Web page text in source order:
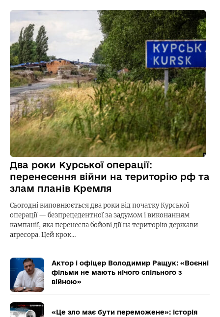
Два роки Курської операції:
перенесення війни на територію рф та
злам планів Кремля
Сьогодні виповнюється два роки від початку Курської
операції — безпрецедентної за задумом і виконанням
кампанії, яка перенесла бойові дії на територію держави-
агресора. Цей крок…
Актор і офіцер Володимир Ращук: «Воєнні
фільми не мають нічого спільного з
війною»
«Це зло має бути переможене»: історія